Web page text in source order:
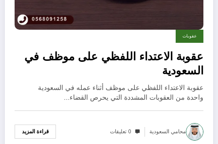
عقوبات
عقوبة الاعتداء اللفظي على موظف في
السعودية
عقوبة الاعتداء اللفظي على موظف أثناء عمله في السعودية
واحدة من العقوبات المشددة التي يحرص القضاء…
محامي السعودية 0 تعليقات قراءة المزيد